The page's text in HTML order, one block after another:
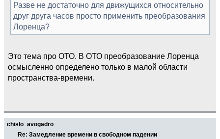
Разве не достаточно для движущихся относительно
друг друга часов просто применить преобразования
Лоренца?
Это тема про ОТО. В ОТО преобразование Лоренца
осмысленно определено только в малой области
пространства-времени.
chislo_avogadro
Re: Замедление времени в свободном падении